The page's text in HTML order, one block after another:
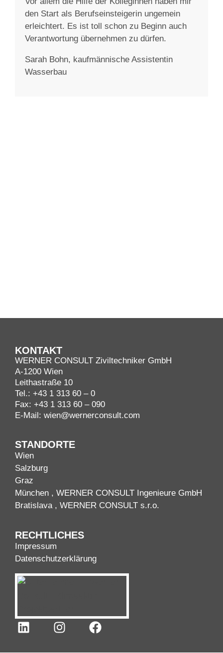
den Start als Berufseinsteigerin ungemein
erleichtert. Es ist toll schon zu Beginn auch
Verantwortung übernehmen zu dürfen.
Sarah Bohn, kaufmännische Assistentin
Wasserbau
KONTAKT
WERNER CONSULT Ziviltechniker GmbH
A-1200 Wien
Leithastraße 10
Tel.: +43 1 313 60 – 0
Fax: +43 1 313 60 – 090
E-Mail: wien@wernerconsult.com
STANDORTE
Wien
Salzburg
Graz
München , WERNER CONSULT Ingenieure GmbH
Bratislava , WERNER CONSULT s.r.o.
RECHTLICHES
Impressum
Datenschutzerklärung